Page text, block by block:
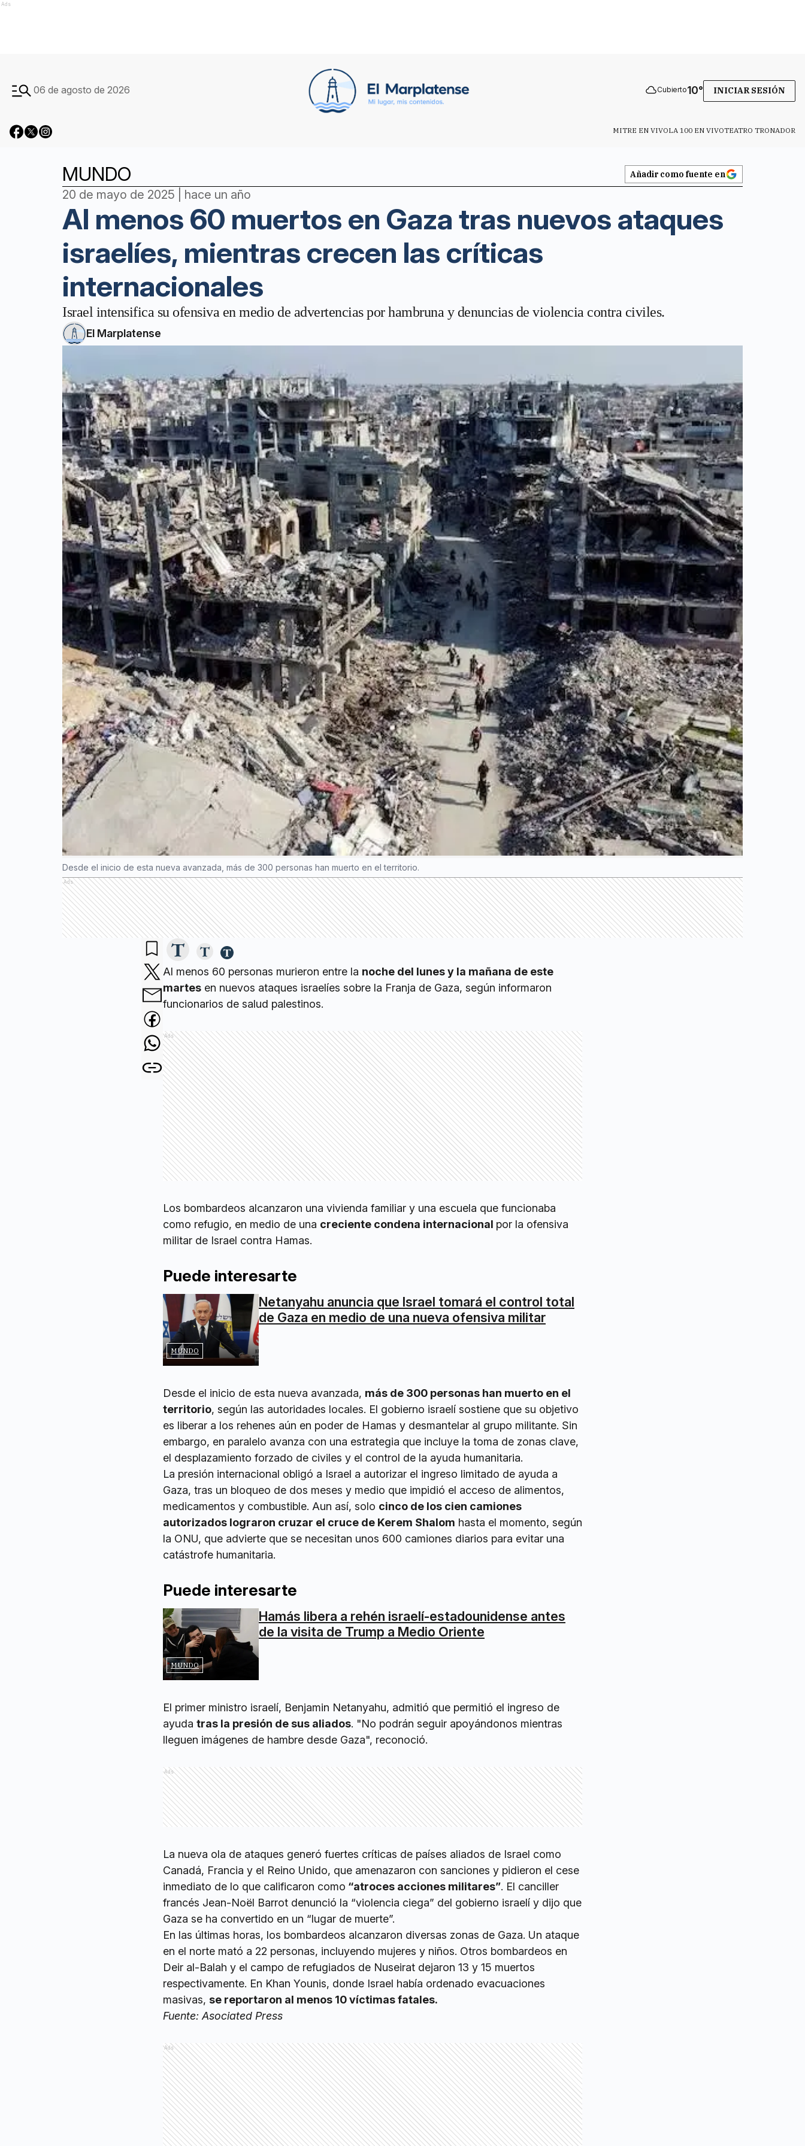
Ads
06 de agosto de 2026 Cubierto10° INICIAR SESIÓN
MITRE EN VIVOLA 100 EN VIVOTEATRO TRONADOR
MUNDO Añadir como fuente en
20 de mayo de 2025 | hace un año
Al menos 60 muertos en Gaza tras nuevos ataques
israelíes, mientras crecen las críticas
internacionales
Israel intensifica su ofensiva en medio de advertencias por hambruna y denuncias de violencia contra civiles.
El Marplatense
Desde el inicio de esta nueva avanzada, más de 300 personas han muerto en el territorio.
Ads
Al menos 60 personas murieron entre la noche del lunes y la mañana de este
martes en nuevos ataques israelíes sobre la Franja de Gaza, según informaron
funcionarios de salud palestinos.
Ads
Los bombardeos alcanzaron una vivienda familiar y una escuela que funcionaba
como refugio, en medio de una creciente condena internacional por la ofensiva
militar de Israel contra Hamas.
Puede interesarte
MUNDO
Netanyahu anuncia que Israel tomará el control total
de Gaza en medio de una nueva ofensiva militar
Desde el inicio de esta nueva avanzada, más de 300 personas han muerto en el
territorio, según las autoridades locales. El gobierno israelí sostiene que su objetivo
es liberar a los rehenes aún en poder de Hamas y desmantelar al grupo militante. Sin
embargo, en paralelo avanza con una estrategia que incluye la toma de zonas clave,
el desplazamiento forzado de civiles y el control de la ayuda humanitaria.
La presión internacional obligó a Israel a autorizar el ingreso limitado de ayuda a
Gaza, tras un bloqueo de dos meses y medio que impidió el acceso de alimentos,
medicamentos y combustible. Aun así, solo cinco de los cien camiones
autorizados lograron cruzar el cruce de Kerem Shalom hasta el momento, según
la ONU, que advierte que se necesitan unos 600 camiones diarios para evitar una
catástrofe humanitaria.
Puede interesarte
MUNDO
Hamás libera a rehén israelí-estadounidense antes
de la visita de Trump a Medio Oriente
El primer ministro israelí, Benjamin Netanyahu, admitió que permitió el ingreso de
ayuda tras la presión de sus aliados. "No podrán seguir apoyándonos mientras
lleguen imágenes de hambre desde Gaza", reconoció.
Ads
La nueva ola de ataques generó fuertes críticas de países aliados de Israel como
Canadá, Francia y el Reino Unido, que amenazaron con sanciones y pidieron el cese
inmediato de lo que calificaron como “atroces acciones militares”. El canciller
francés Jean-Noël Barrot denunció la “violencia ciega” del gobierno israelí y dijo que
Gaza se ha convertido en un “lugar de muerte”.
En las últimas horas, los bombardeos alcanzaron diversas zonas de Gaza. Un ataque
en el norte mató a 22 personas, incluyendo mujeres y niños. Otros bombardeos en
Deir al-Balah y el campo de refugiados de Nuseirat dejaron 13 y 15 muertos
respectivamente. En Khan Younis, donde Israel había ordenado evacuaciones
masivas, se reportaron al menos 10 víctimas fatales.
Fuente: Asociated Press
Ads